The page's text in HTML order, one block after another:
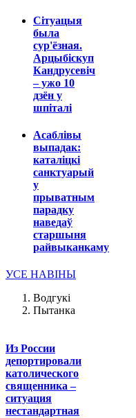
Сітуацыя
была
сур'ёзная.
Арцыбіскуп
Кандрусевіч
– ужо 10
дзён у
шпіталі
Асаблівы
выпадак:
каталіцкі
санктуарый
у
прыватным
парадку
наведаў
старшыня
райвыканкаму
УСЕ НАВІНЫ
Водгукі
Пытанка
Из России
депортировали
католического
священника –
ситуация
нестандартная